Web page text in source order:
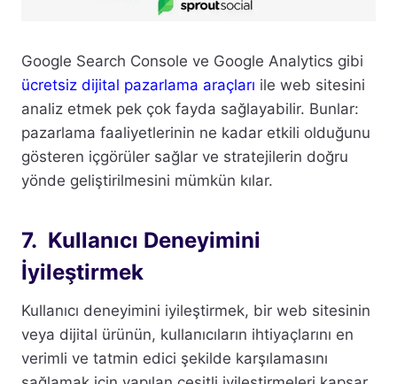
Google Search Console ve Google Analytics gibi
ücretsiz dijital pazarlama araçları ile web sitesini
analiz etmek pek çok fayda sağlayabilir. Bunlar:
pazarlama faaliyetlerinin ne kadar etkili olduğunu
gösteren içgörüler sağlar ve stratejilerin doğru
yönde geliştirilmesini mümkün kılar.
7. Kullanıcı Deneyimini
İyileştirmek
Kullanıcı deneyimini iyileştirmek, bir web sitesinin
veya dijital ürünün, kullanıcıların ihtiyaçlarını en
verimli ve tatmin edici şekilde karşılamasını